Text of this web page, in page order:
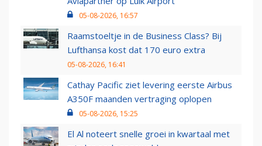
05-08-2026, 16:57
Raamstoeltje in de Business Class? Bij
Lufthansa kost dat 170 euro extra
05-08-2026, 16:41
Cathay Pacific ziet levering eerste Airbus
A350F maanden vertraging oplopen
05-08-2026, 15:25
El Al noteert snelle groei in kwartaal met